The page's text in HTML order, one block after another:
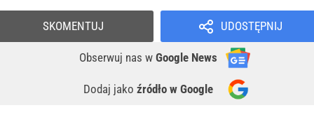
UDOSTĘPNIJ
Obserwuj nas w Google News
Dodaj jako źródło w Google
SKOMENTUJ